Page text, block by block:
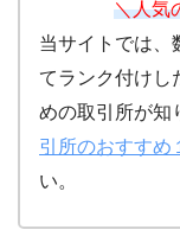
＼人気
当サイトでは、
てランク付けし
めの取引所が知
引所のおすすめ
い。